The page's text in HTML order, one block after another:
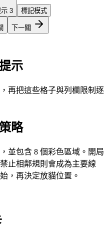
3 標記模式
下一關
示
再把這些格子與列欄限制逐
略
並包含 8 個彩色區域。開局
止相鄰規則會成為主要線
，再決定放貓位置。